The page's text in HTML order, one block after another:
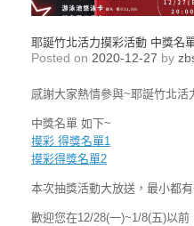
耶誕竹北活力摸彩活動 中獎名
Posted on 2020-12-27 by
感謝大家熱情參與~耶誕竹北活
中獎名單 如下~
摸彩 得獎名單1
摸彩得獎名單2
本次抽獎活動大放送，最小都
歡迎您在12/28(一)~1/8(五)以